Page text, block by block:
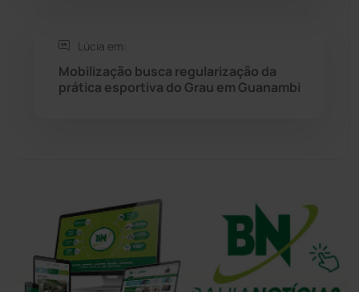
Tanque Novo
Tecnologia (12)
Lúcia em:
Mobilização busca regularização da
prática esportiva do Grau em Guanambi